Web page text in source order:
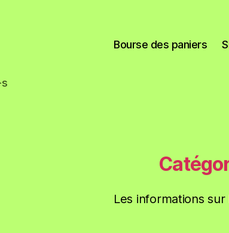
Bourse des paniers
Les informations